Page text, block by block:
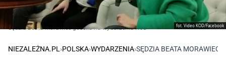
fot. Video KOD/Facebook
Sędzia Beata Morawiec gościła na wydarzeniu KOD
NIEZALEŻNA.PL ›POLSKA›WYDARZENIA›SĘDZIA BEATA MORAWIEC